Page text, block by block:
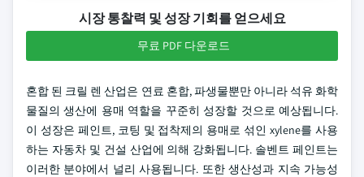
시장 통찰력 및 성장 기회를 얻으세요
무료 PDF 다운로드
혼합 된 크릴 렌 산업은 연료 혼합, 파생물뿐만 아니라 석유 화학
물질의 생산에 용매 역할을 꾸준히 성장할 것으로 예상됩니다.
이 성장은 페인트, 코팅 및 접착제의 용매로 섞인 xylene를 사용
하는 자동차 및 건설 산업에 의해 강화됩니다. 솔벤트 페인트는
이러한 분야에서 널리 사용됩니다. 또한 생산성과 지속 가능성